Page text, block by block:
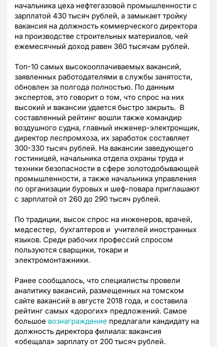
начальника цеха нефтегазовой промышленности с
зарплатой 430 тысяч рублей, а замыкает тройку
вакансия на должность коммерческого директора
на производстве строительных материалов, чей
ежемесячный доход равен 360 тысячам рублей.
Топ-10 самых высокооплачиваемых вакансий,
заявленных работодателями в службы занятости,
обновлен за полгода полностью. По данным
экспертов, это говорит о том, что спрос на них
высокий и вакансии удается быстро закрыть. В
составленный рейтинг вошли также командир
воздушного судна, главный инженер-электронщик,
директор леспромхоза, их заработок составляет
300-330 тысяч рублей. На вакансии заведующего
гостиницей, начальника отдела охраны труда и
техники безопасности в сфере золотодобывающей
промышленности, а также начальника управления
по организации буровых и шеф-повара приглашают
с зарплатой от 260 до 290 тысяч рублей.
По традиции, высок спрос на инженеров, врачей,
медсестер, бухгалтеров и учителей иностранных
языков. Среди рабочих профессий спросом
пользуются сварщики, токари и
электромонтажники.
Ранее сообщалось, что специалисты провели
аналитику вакансий, размещенных на томском
сайте вакансий в августе 2018 года, и составила
рейтинг самых «дорогих» предложений. Самое
большое вознаграждение предлагали кандидату на
должность директора филиала: вакансия
«обещала» зарплату от 200 тысяч рублей.